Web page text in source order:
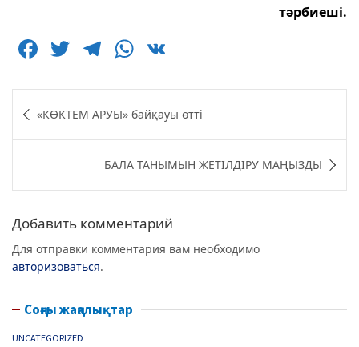
тәрбиеші.
F
c
e
b
o
k
T
itt
er
T
e
g
ra
m
W
at
s
A
p
p
по «КӨКТЕМ АРУЫ» байқауы өтті
БАЛА ТАНЫМЫН ЖЕТІЛДІРУ МАҢЫЗДЫ
Добавить комментарий
Для отправки комментария вам необходимо
авторизоваться.
Соңғы жаңалықтар
UNCATEGORIZED